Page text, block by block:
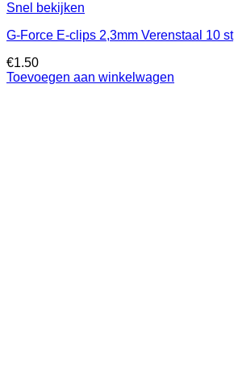
Snel bekijken
G-Force E-clips 2,3mm Verenstaal 10 st
€1.50
Toevoegen aan winkelwagen